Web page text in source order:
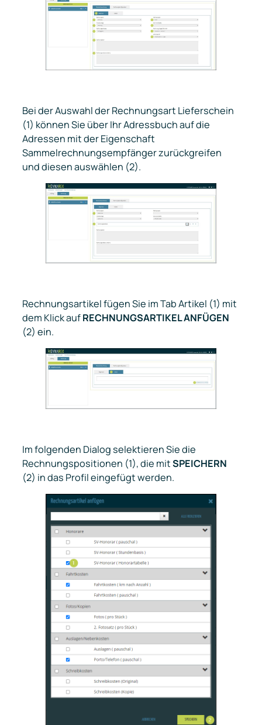
Bei der Auswahl der Rechnungsart Lieferschein
(1) können Sie über Ihr Adressbuch auf die
Adressen mit der Eigenschaft
Sammelrechnungsempfänger zurückgreifen
und diesen auswählen (2).
Rechnungsartikel fügen Sie im TabArtikel (1) mit
dem Klick aufRECHNUNGSARTIKEL ANFÜGEN
(2) ein.
Im folgenden Dialog selektieren Sie die
Rechnungspositionen (1), die mitSPEICHERN
(2) in das Profil eingefügt werden.